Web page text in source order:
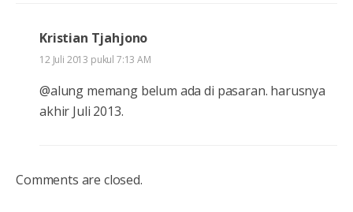
Kristian Tjahjono
12 Juli 2013 pukul 7:13 AM
@alung memang belum ada di pasaran. harusnya
akhir Juli 2013.
Comments are closed.